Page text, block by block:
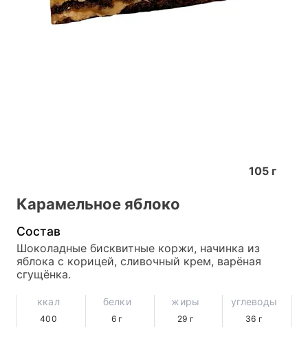
105 г
Карамельное яблоко
Состав
Шоколадные бисквитные коржи, начинка из
яблока с корицей, сливочный крем, варёная
сгущёнка.
ккал
400
белки
6 г
жиры
29 г
углеводы
36 г